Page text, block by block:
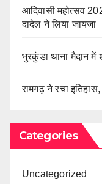
आदिवासी महोत्सव
दादेल ने लिया जायजा
भुरकुंडा थाना मैदान
रामगढ़ ने रचा
Categories
Uncategorized